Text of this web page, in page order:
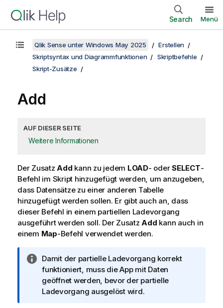
Search Menü
Qlik Sense unter Windows May 2025
Erstellen
Skriptsyntax und Diagrammfunktionen
Skriptbefehle
Skript-Zusätze
Add
AUF DIESER SEITE
Weitere Informationen
Der ZusatzAdd kann zu jedem LOAD- oderSELECT-
Befehl im Skript hinzugefügt werden, um anzugeben,
dass Datensätze zu einer anderen Tabelle
hinzugefügt werden sollen. Er gibt auch an, dass
dieser Befehl in einem partiellen Ladevorgang
ausgeführt werden soll. Der ZusatzAdd kann auch in
einem Map-Befehl verwendet werden.
I
n
f
o
Damit der partielle Ladevorgang korrekt
funktioniert, muss die App mit Daten
geöffnet werden, bevor der partielle
Ladevorgang ausgelöst wird.